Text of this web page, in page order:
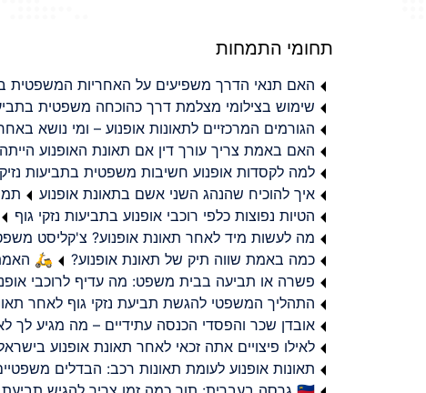
תחומי התמחות
האם תנאי הדרך משפיעים על האחריות המשפטית
שימוש בצילומי מצלמת דרך כהוכחה משפטית
הגורמים המרכזיים לתאונות אופנוע – ומי נושא
האם באמת צריך עורך דין אם תאונת האופנוע
למה לקסדות אופנוע חשיבות משפטית בתביעות
איך להוכיח שהנהג השני אשם בתאונת אופנוע
הטיות נפוצות כלפי רוכבי אופנוע בתביעות נזקי גוף
מה לעשות מיד לאחר תאונת אופנוע? צ'קליסט
כמה באמת שווה תיק של תאונת אופנוע?
🛵 האמת
פשרה או תביעה בבית משפט: מה עדיף לרוכבי
התהליך המשפטי להגשת תביעת נזקי גוף לאחר
אובדן שכר והפסדי הכנסה עתידיים – מה מגיע לך
לאילו פיצויים אתה זכאי לאחר תאונת אופנוע
תאונות אופנוע לעומת תאונות רכב: הבדלים